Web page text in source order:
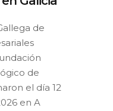
de
de
el día 12
en A